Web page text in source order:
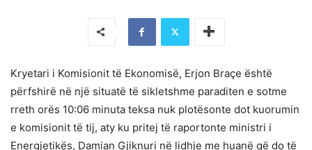
Kryetari i Komisionit të Ekonomisë, Erjon Braçe është
përfshirë në një situatë të sikletshme paraditen e sotme
rreth orës 10:06 minuta teksa nuk plotësonte dot kuorumin
e komisionit të tij, aty ku pritej të raportonte ministri i
Energjetikës, Damian Gjiknuri në lidhje me huanë që do të